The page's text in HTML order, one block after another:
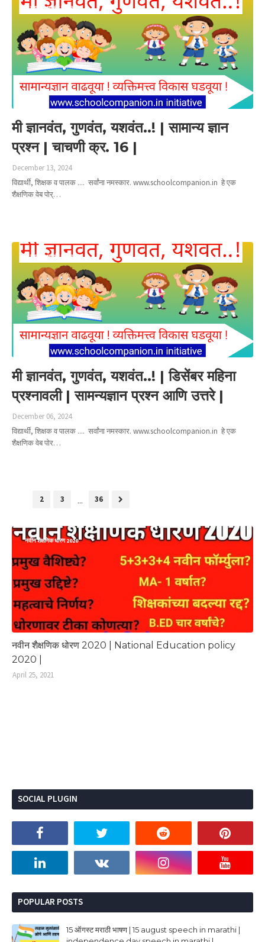
मी ज्ञानवंत गुणवंत यशवंत
मी ज्ञानवंत, गुणवंत, यशवंत..! | सामान्य ज्ञान
प्रश्न | चाचणी क्र. 16 |
December 13, 2024
विद्यार्थी, शिक्षक व पालक .... सर्वांना नमस्कार. www.schoolcompanion.in हे एक
शैक्षणिक वेब पोर्…
मी ज्ञानवंत गुणवंत यशवंत
मी ज्ञानवंत, गुणवंत, यशवंत..! | डिसेंबर महिना
प्रश्नावली | सामन्यज्ञान प्रश्न आणि उत्तरे |
December 06, 2024
विद्यार्थी, शिक्षक व पालक .... सर्वांना नमस्कार. www.schoolcompanion.in हे एक
शैक्षणिक वेब पोर…
2 3 ... 36
नवीन शैक्षणिक धोरण 2020
नवीन शैक्षणिक धोरण 2020 | National Education policy
2020 |
April 25, 2021
SOCIAL PLUGIN
POPULAR POSTS
15 ऑगस्ट मराठी भाषण | 15 august speech in marathi |